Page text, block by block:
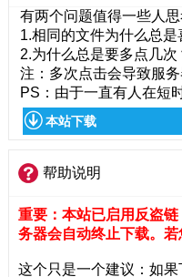
有两个问题值得一些人思
1.相同的文件为什么总是
2.为什么总是要多点几
注：多次点击会导致服
PS：由于一直有人在短
本站下载
帮助说明
重要：本站已启用反盗
务器会自动终止下载。
这个只是一个建议：如